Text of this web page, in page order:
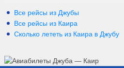
Все рейсы из Джубы
Все рейсы из Каира
Сколько лететь из Каира в Джубу